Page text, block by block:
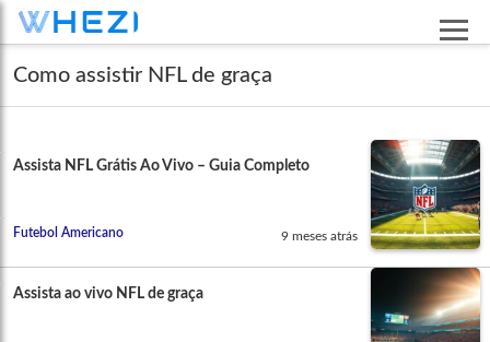
Como assistir NFL de graça
Assista NFL Grátis Ao Vivo – Guia Completo
Futebol Americano 9 meses atrás
Assista ao vivo NFL de graça